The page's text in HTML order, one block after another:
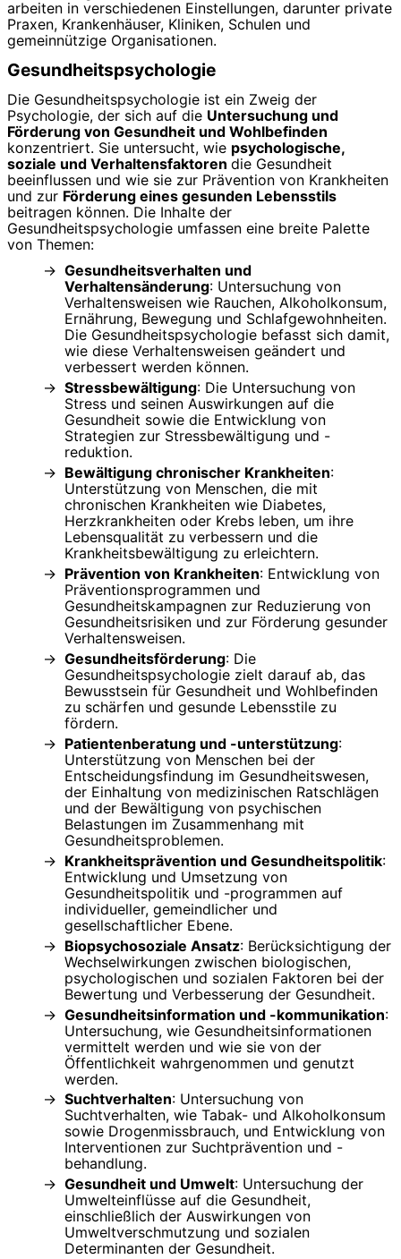
arbeiten in verschiedenen Einstellungen, darunter private
Praxen, Krankenhäuser, Kliniken, Schulen und
gemeinnützige Organisationen.
Gesundheitspsychologie
Die Gesundheitspsychologie ist ein Zweig der
Psychologie, der sich auf die Untersuchung und
Förderung von Gesundheit und Wohlbefinden
konzentriert. Sie untersucht, wie psychologische,
soziale und Verhaltensfaktoren die Gesundheit
beeinflussen und wie sie zur Prävention von Krankheiten
und zur Förderung eines gesunden Lebensstils
beitragen können. Die Inhalte der
Gesundheitspsychologie umfassen eine breite Palette
von Themen:
Gesundheitsverhalten und
Verhaltensänderung: Untersuchung von
Verhaltensweisen wie Rauchen, Alkoholkonsum,
Ernährung, Bewegung und Schlafgewohnheiten.
Die Gesundheitspsychologie befasst sich damit,
wie diese Verhaltensweisen geändert und
verbessert werden können.
Stressbewältigung: Die Untersuchung von
Stress und seinen Auswirkungen auf die
Gesundheit sowie die Entwicklung von
Strategien zur Stressbewältigung und -
reduktion.
Bewältigung chronischer Krankheiten:
Unterstützung von Menschen, die mit
chronischen Krankheiten wie Diabetes,
Herzkrankheiten oder Krebs leben, um ihre
Lebensqualität zu verbessern und die
Krankheitsbewältigung zu erleichtern.
Prävention von Krankheiten: Entwicklung von
Präventionsprogrammen und
Gesundheitskampagnen zur Reduzierung von
Gesundheitsrisiken und zur Förderung gesunder
Verhaltensweisen.
Gesundheitsförderung: Die
Gesundheitspsychologie zielt darauf ab, das
Bewusstsein für Gesundheit und Wohlbefinden
zu schärfen und gesunde Lebensstile zu
fördern.
Patientenberatung und -unterstützung:
Unterstützung von Menschen bei der
Entscheidungsfindung im Gesundheitswesen,
der Einhaltung von medizinischen Ratschlägen
und der Bewältigung von psychischen
Belastungen im Zusammenhang mit
Gesundheitsproblemen.
Krankheitsprävention und Gesundheitspolitik:
Entwicklung und Umsetzung von
Gesundheitspolitik und -programmen auf
individueller, gemeindlicher und
gesellschaftlicher Ebene.
Biopsychosoziale Ansatz: Berücksichtigung der
Wechselwirkungen zwischen biologischen,
psychologischen und sozialen Faktoren bei der
Bewertung und Verbesserung der Gesundheit.
Gesundheitsinformation und -kommunikation:
Untersuchung, wie Gesundheitsinformationen
vermittelt werden und wie sie von der
Öffentlichkeit wahrgenommen und genutzt
werden.
Suchtverhalten: Untersuchung von
Suchtverhalten, wie Tabak- und Alkoholkonsum
sowie Drogenmissbrauch, und Entwicklung von
Interventionen zur Suchtprävention und -
behandlung.
Gesundheit und Umwelt: Untersuchung der
Umwelteinflüsse auf die Gesundheit,
einschließlich der Auswirkungen von
Umweltverschmutzung und sozialen
Determinanten der Gesundheit.